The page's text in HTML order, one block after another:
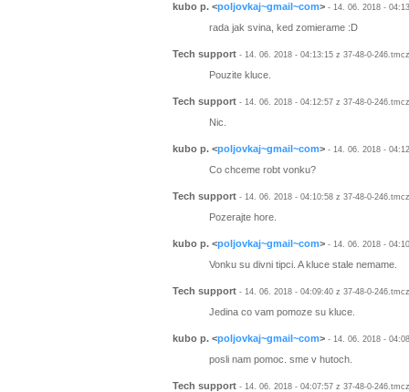
kubo p.<poljovkaj~gmail~com>- 14. 06. 2018 -
rada jak svina, ked zomierame :D
Tech support - 14. 06. 2018 - 04:13:15 z 37-48-0-
Pouzite kluce.
Tech support - 14. 06. 2018 - 04:12:57 z 37-48-0-
Nic.
kubo p.<poljovkaj~gmail~com>- 14. 06. 2018 -
Co chceme robt vonku?
Tech support - 14. 06. 2018 - 04:10:58 z 37-48-0-
Pozerajte hore.
kubo p.<poljovkaj~gmail~com>- 14. 06. 2018 -
Vonku su divni tipci. A kluce stale nemame.
Tech support - 14. 06. 2018 - 04:09:40 z 37-48-0-
Jedina co vam pomoze su kluce.
kubo p.<poljovkaj~gmail~com>- 14. 06. 2018 -
posli nam pomoc. sme v hutoch.
Tech support - 14. 06. 2018 - 04:07:57 z 37-48-0-